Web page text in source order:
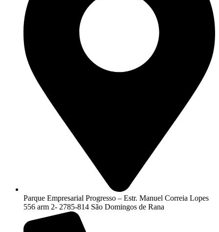
Parque Empresarial Progresso – Estr. Manuel Correia Lopes
556 arm 2- 2785-814 São Domingos de Rana